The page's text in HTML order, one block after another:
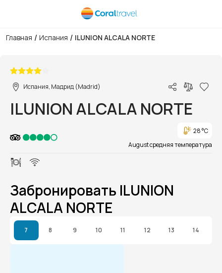
Главная / Испания / ILUNION ALCALA NORTE
Испания, Мадрид (Madrid)
ILUNION ALCALA NORTE
28 °C
August средняя температура
Забронировать ILUNION
ALCALA NORTE
7 8 9 10 11 12 13 14